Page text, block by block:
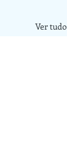
Ver tudo